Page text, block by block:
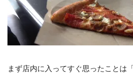
まず店内に入ってすぐ思ったことは